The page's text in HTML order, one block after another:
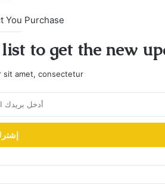
You Purchase
to get the new
sit amet, consectetur.